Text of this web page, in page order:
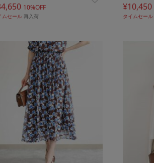
10%OFF
ムセール 再入荷
¥10,450
タイムセール